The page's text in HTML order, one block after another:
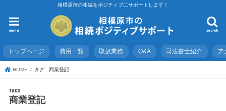
相模原市の相続をポジティブにサポートします！
search
menu
トップページ 費用一覧 取扱業務 Q&A 司法書士紹介 ア
HOME タグ : 商業登記
商業登記